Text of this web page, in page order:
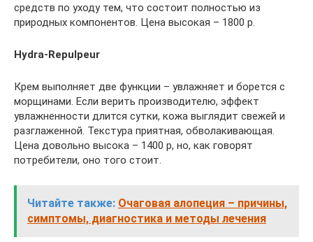
средств по уходу тем, что состоит полностью из
природных компонентов. Цена высокая – 1800 р.
Hydra-Repulpeur
Крем выполняет две функции – увлажняет и борется с
морщинами. Если верить производителю, эффект
увлажненности длится сутки, кожа выглядит свежей и
разглаженной. Текстура приятная, обволакивающая.
Цена довольно высока – 1400 р, но, как говорят
потребители, оно того стоит.
Читайте также: Очаговая алопеция – причины,
симптомы, диагностика и методы лечения